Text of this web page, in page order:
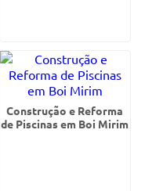
Construção e Reforma
de Piscinas em Boi Mirim